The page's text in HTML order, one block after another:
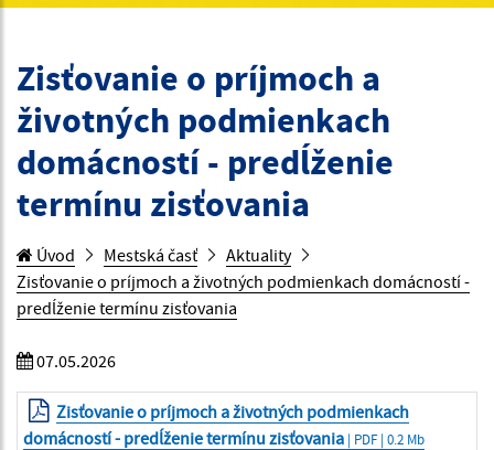
Zisťovanie o príjmoch a
životných podmienkach
domácností - predĺženie
termínu zisťovania
Úvod Mestská časť
Aktuality
Zisťovanie o príjmoch a životných podmienkach domácností -
predĺženie termínu zisťovania
07.05.2026
Zisťovanie o príjmoch a životných podmienkach
domácností - predĺženie termínu zisťovania | PDF | 0.2 Mb